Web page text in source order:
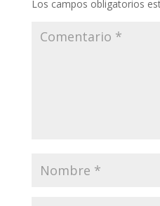
Los campos obligatorios